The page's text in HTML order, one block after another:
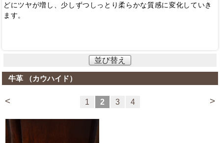
どにツヤが増し、少しずつしっとり柔らかな質感に変化していき
ます。
並び替え
牛革 （カウハイド）
< >
1 2 3 4